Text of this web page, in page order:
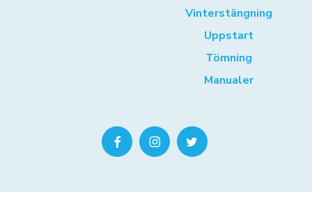
Vinterstängning
Uppstart
Tömning
Manualer